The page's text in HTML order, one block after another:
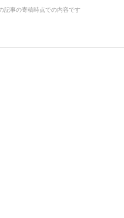
記事の寄稿時点での内容です